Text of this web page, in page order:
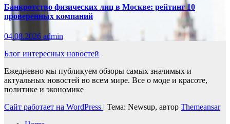
Банкротство физических лиц в Москве: рейтинг 10
проверенных компаний
04.08.2026 admin
Блог интересных новостей
Ежедневно мы публикуем обзоры самых значимых и
актуальных новостей во всем мире. Все о моде и красоте,
политике и экономике
Сайт работает на WordPress
Тема: Newsup, автор Themeansar